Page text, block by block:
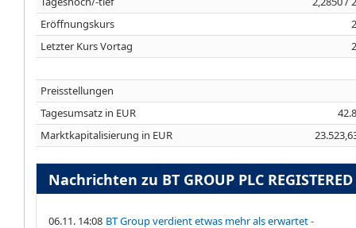
Eröffnungskurs
Letzter Kurs Vortag
Preisstellungen
Tagesumsatz in EUR
Marktkapitalisierung in EUR
Nachrichten zu BT GROUP PLC REGISTERED
06.11. 14:08 BT Group verdient etwas mehr als erwartet -